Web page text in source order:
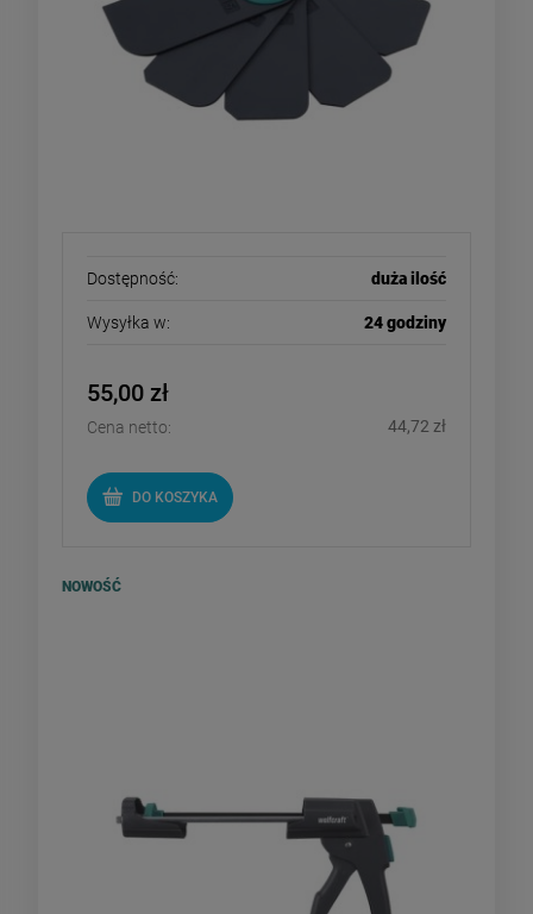
Dostępność: duża ilość
Wysyłka w: 24 godziny
55,00 zł
Cena netto: 44,72 zł
DO KOSZYKA
NOWOŚĆ